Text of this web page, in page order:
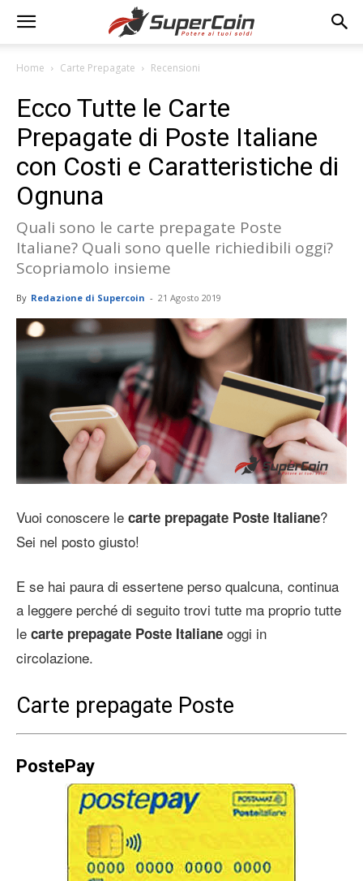
Home Carte Prepagate Recensioni
Ecco Tutte le Carte
Prepagate di Poste Italiane
con Costi e Caratteristiche di
Ognuna
Quali sono le carte prepagate Poste
Italiane? Quali sono quelle richiedibili oggi?
Scopriamolo insieme
By Redazione di Supercoin - 21 Agosto 2019
Vuoi conoscere le carte prepagate Poste Italiane?
Sei nel posto giusto!
E se hai paura di essertene perso qualcuna, continua
a leggere perché di seguito trovi tutte ma proprio tutte
le carte prepagate Poste Italiane oggi in
circolazione.
Carte prepagate Poste
PostePay